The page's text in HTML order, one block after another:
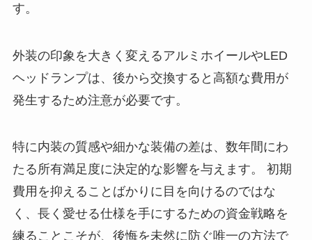
す。
外装の印象を大きく変えるアルミホイールやLED
ヘッドランプは、後から交換すると高額な費用が
発生するため注意が必要です。
特に内装の質感や細かな装備の差は、数年間にわ
たる所有満足度に決定的な影響を与えます。 初期
費用を抑えることばかりに目を向けるのではな
く、長く愛せる仕様を手にするための資金戦略を
練ることこそが、後悔を未然に防ぐ唯一の方法で